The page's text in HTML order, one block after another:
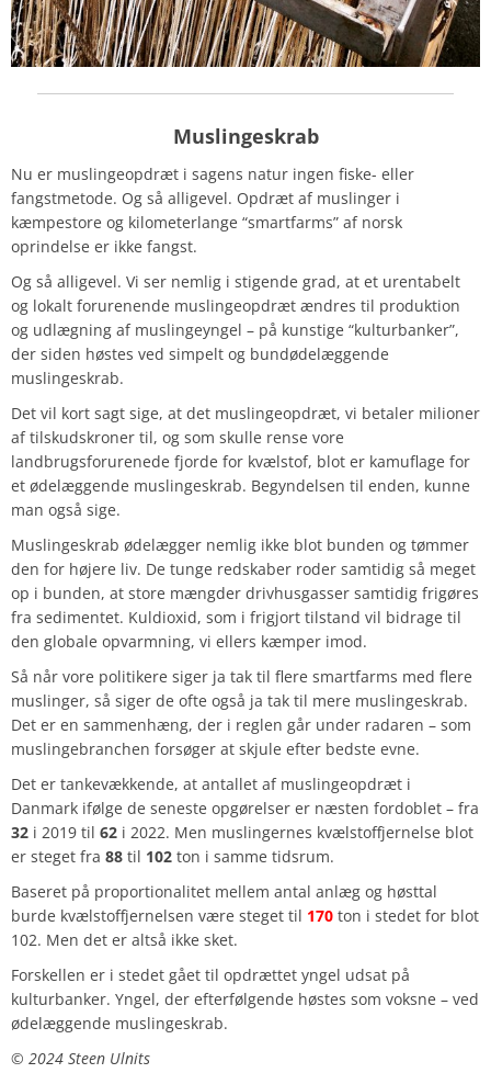
Muslingeskrab
Nu er muslingeopdræt i sagens natur ingen fiske- eller
fangstmetode. Og så alligevel. Opdræt af muslinger i
kæmpestore og kilometerlange “smartfarms” af norsk
oprindelse er ikke fangst.
Og så alligevel. Vi ser nemlig i stigende grad, at et urentabelt
og lokalt forurenende muslingeopdræt ændres til produktion
og udlægning af muslingeyngel – på kunstige “kulturbanker”,
der siden høstes ved simpelt og bundødelæggende
muslingeskrab.
Det vil kort sagt sige, at det muslingeopdræt, vi betaler milioner
af tilskudskroner til, og som skulle rense vore
landbrugsforurenede fjorde for kvælstof, blot er kamuflage for
et ødelæggende muslingeskrab. Begyndelsen til enden, kunne
man også sige.
Muslingeskrab ødelægger nemlig ikke blot bunden og tømmer
den for højere liv. De tunge redskaber roder samtidig så meget
op i bunden, at store mængder drivhusgasser samtidig frigøres
fra sedimentet. Kuldioxid, som i frigjort tilstand vil bidrage til
den globale opvarmning, vi ellers kæmper imod.
Så når vore politikere siger ja tak til flere smartfarms med flere
muslinger, så siger de ofte også ja tak til mere muslingeskrab.
Det er en sammenhæng, der i reglen går under radaren – som
muslingebranchen forsøger at skjule efter bedste evne.
Det er tankevækkende, at antallet af muslingeopdræt i
Danmark ifølge de seneste opgørelser er næsten fordoblet – fra
32 i 2019 til 62 i 2022. Men muslingernes kvælstoffjernelse blot
er steget fra 88 til 102 ton i samme tidsrum.
Baseret på proportionalitet mellem antal anlæg og høsttal
burde kvælstoffjernelsen være steget til 170 ton i stedet for blot
102. Men det er altså ikke sket.
Forskellen er i stedet gået til opdrættet yngel udsat på
kulturbanker. Yngel, der efterfølgende høstes som voksne – ved
ødelæggende muslingeskrab.
©️ 2024 Steen Ulnits